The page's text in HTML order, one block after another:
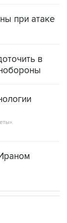
при атаке
в